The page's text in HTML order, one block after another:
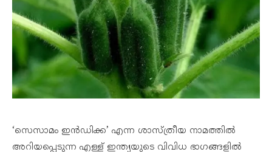
‘സെസാമം ഇൻഡിക്ക’ എന്ന ശാസ്ത്രീയ നാമത്തിൽ
അറിയപ്പെടുന്ന എള്ള് ഇന്ത്യയുടെ വിവിധ ഭാഗങ്ങളിൽ